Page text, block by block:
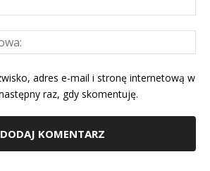
adres e-mail i stronę internetową w
raz, gdy skomentuję.